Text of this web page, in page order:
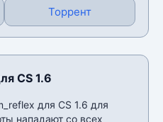
Торрент
CS 1.6
для CS 1.6 для
нападают со всех